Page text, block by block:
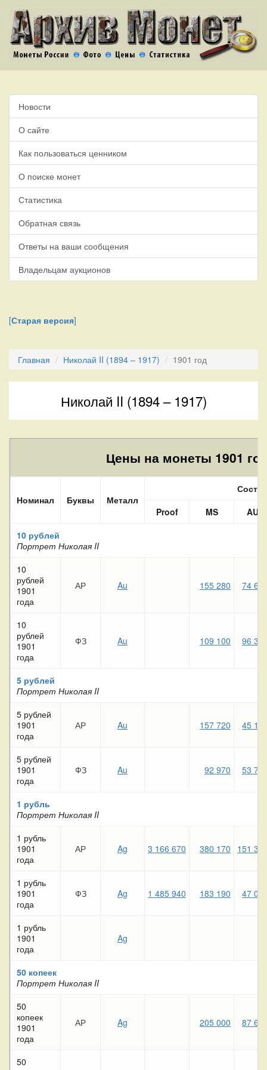
Новости
О сайте
Как пользоваться ценником
О поиске монет
Статистика
Обратная связь
Ответы на ваши сообщения
Владельцам аукционов
[Старая версия]
Главная Николай II (1894 – 1917) 1901 год
Николай II (1894 – 1917)
Цены на монеты 1901
Номинал Буквы Металл
Proof
MS
AU
10 рублей
Портрет Николая II
10
рублей
1901
года
АР Au 155 280 74
10
рублей
1901
года
ФЗ Au 109 100 96
5 рублей
Портрет Николая II
5 рублей
1901
года
АР Au 157 720 45
5 рублей
1901
года
ФЗ Au 92 970 53
1 рубль
Портрет Николая II
1 рубль
1901
года
АР Ag 3 166 670 380 170 151
1 рубль
1901
года
ФЗ Ag 1 485 940 183 190 47
1 рубль
1901
года
Ag
50 копеек
Портрет Николая II
50
копеек
1901
года
АР Ag 205 000 87
50